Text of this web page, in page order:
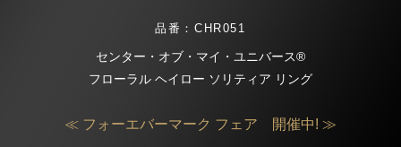
品番：CHR051
センター・オブ・マイ・ユニバース®
フローラル ヘイロー ソリティア リング
≪ フォーエバーマーク フェア 開催中! ≫